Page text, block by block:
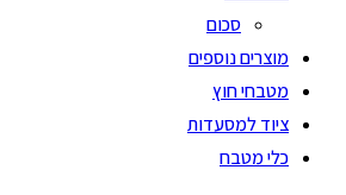
סכום
מוצרים נוספים
מטבחי חוץ
ציוד למסעדות
כלי מטבח